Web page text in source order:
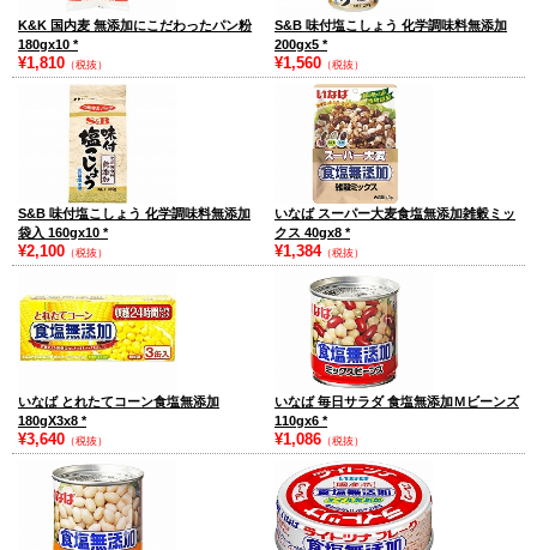
K&K 国内麦 無添加にこだわったパン粉
180gx10 *
¥1,810 （税抜）
S&B 味付塩こしょう 化学調味料無添加
200gx5 *
¥1,560 （税抜）
S&B 味付塩こしょう 化学調味料無添加
袋入 160gx10 *
¥2,100 （税抜）
いなば スーパー大麦食塩無添加雑穀ミッ
クス 40gx8 *
¥1,384（税抜）
いなば とれたてコーン食塩無添加
180gX3x8 *
¥3,640 （税抜）
いなば 毎日サラダ 食塩無添加Ｍビーンズ
110gx6 *
¥1,086 （税抜）